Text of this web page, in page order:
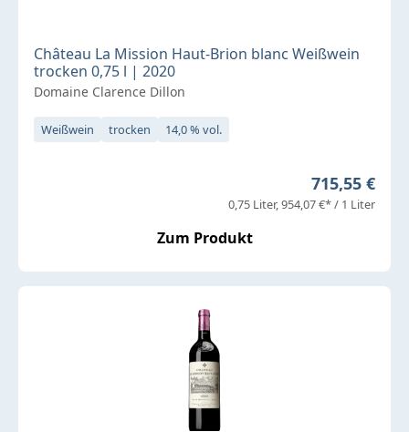
Château La Mission Haut-Brion blanc Weißwein
trocken 0,75 l | 2020
Domaine Clarence Dillon
Weißwein trocken 14,0 % vol.
Regulärer
715,55 €
0,75 Liter 954,07 €* / 1 Liter
Zum Produkt